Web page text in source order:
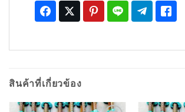
สินค้าที่เกี่ยวข้อง